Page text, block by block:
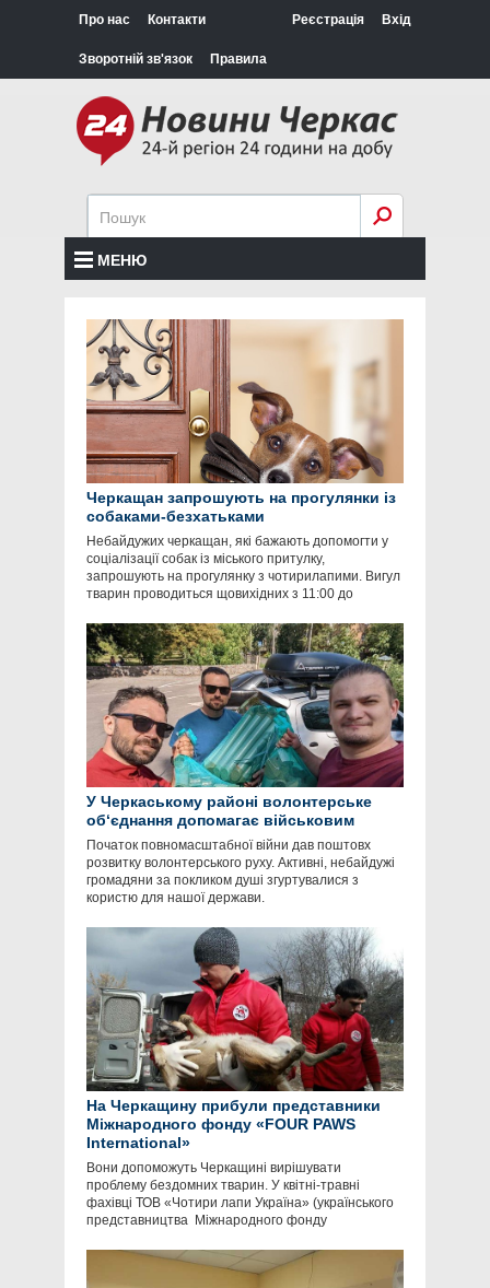
Про нас Контакти
Зворотній зв'язок Правила
Реєстрація Вхід
МЕНЮ
Черкащан запрошують на прогулянки із
собаками-безхатьками
Небайдужих черкащан, які бажають допомогти у
соціалізації собак із міського притулку,
запрошують на прогулянку з чотирилапими. Вигул
тварин проводиться щовихідних з 11:00 до
У Черкаському районі волонтерське
об‘єднання допомагає військовим
Початок повномасштабної війни дав поштовх
розвитку волонтерського руху. Активні, небайдужі
громадяни за покликом душі згуртувалися з
користю для нашої держави.
На Черкащину прибули представники
Міжнародного фонду «FOUR PAWS
International»
Вони допоможуть Черкащині вирішувати
проблему бездомних тварин. У квітні-травні
фахівці ТОВ «Чотири лапи Україна» (українського
представництва Міжнародного фонду